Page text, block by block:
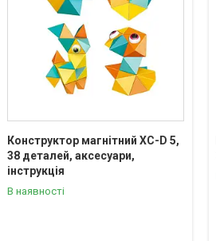
Конструктор магнітний XC-D 5,
38 деталей, аксесуари,
інструкція
В наявності